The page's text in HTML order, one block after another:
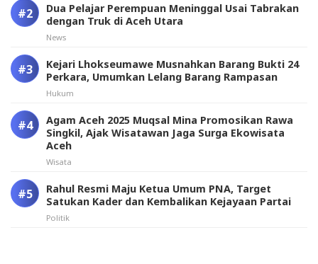
Dua Pelajar Perempuan Meninggal Usai Tabrakan
dengan Truk di Aceh Utara
News
Kejari Lhokseumawe Musnahkan Barang Bukti 24
Perkara, Umumkan Lelang Barang Rampasan
Hukum
Agam Aceh 2025 Muqsal Mina Promosikan Rawa
Singkil, Ajak Wisatawan Jaga Surga Ekowisata
Aceh
Wisata
Rahul Resmi Maju Ketua Umum PNA, Target
Satukan Kader dan Kembalikan Kejayaan Partai
Politik